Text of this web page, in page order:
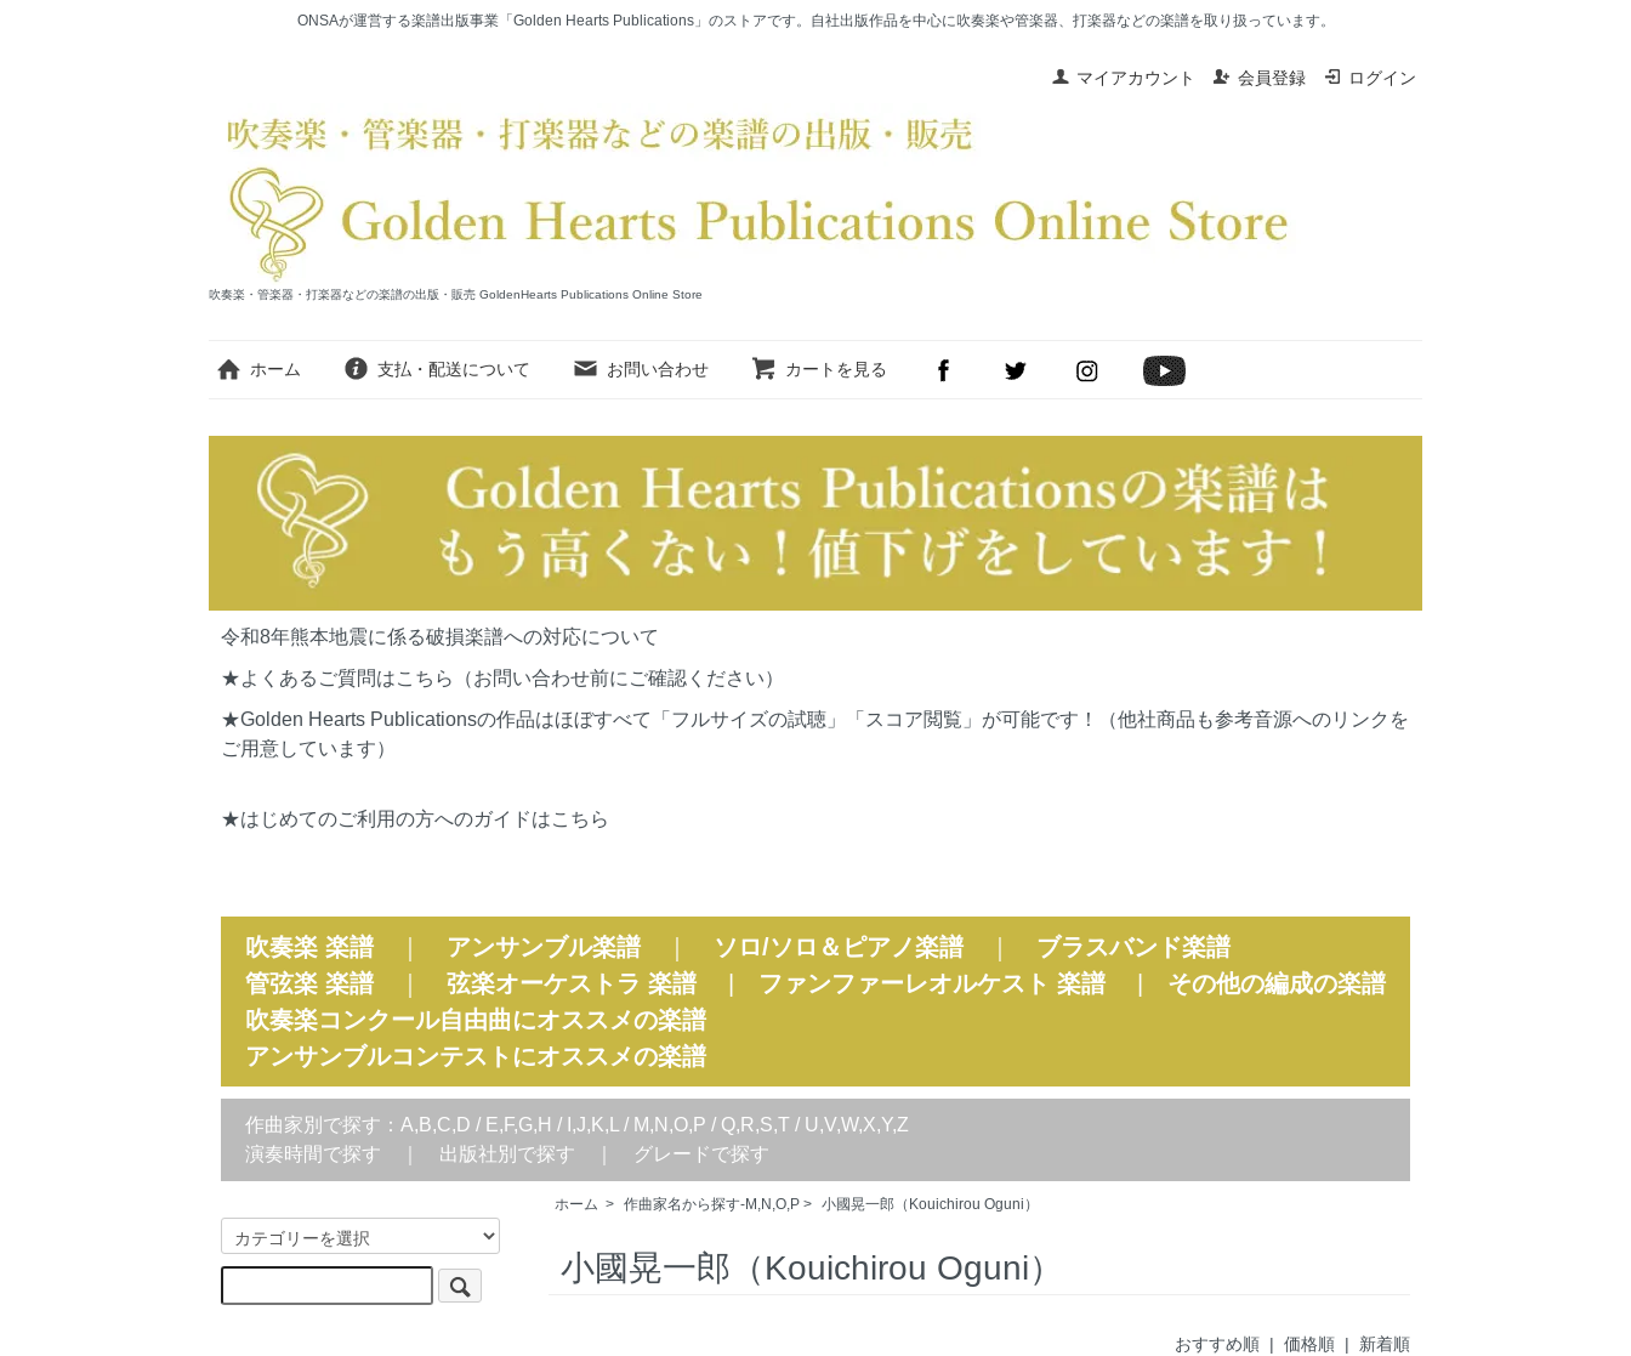
ONSAが運営する楽譜出版事業「Golden Hearts Publications」のストアです。自社出版作品を中心に吹奏楽や管楽器、打楽器などの楽譜を取り扱っています。
マイアカウント 会員登録 ログイン
吹奏楽・管楽器・打楽器などの楽譜の出版・販売 GoldenHearts Publications Online Store
ホーム 支払・配送について お問い合わせ カートを見る
令和8年熊本地震に係る破損楽譜への対応について
★よくあるご質問はこちら（お問い合わせ前にご確認ください）
★Golden Hearts Publicationsの作品はほぼすべて「フルサイズの試聴」「スコア閲覧」が可能です！（他社商品も参考音源へのリンクを
ご用意しています）
★はじめてのご利用の方へのガイドはこちら
吹奏楽 楽譜｜ アンサンブル楽譜｜ ソロ/ソロ＆ピアノ楽譜｜ ブラスバンド楽譜
管弦楽 楽譜｜ 弦楽オーケストラ 楽譜| ファンファーレオルケスト 楽譜| その他の編成の楽譜
吹奏楽コンクール自由曲にオススメの楽譜
アンサンブルコンテストにオススメの楽譜
作曲家別で探す： A,B,C,D / E,F,G,H / I,J,K,L / M,N,O,P / Q,R,S,T / U,V,W,X,Y,Z
演奏時間で探す
出版社別で探す グレードで探す
ホーム > 作曲家名から探す-M,N,O,P > 小國晃一郎（Kouichirou Oguni）
小國晃一郎（Kouichirou Oguni）
おすすめ順 | 価格順 | 新着順